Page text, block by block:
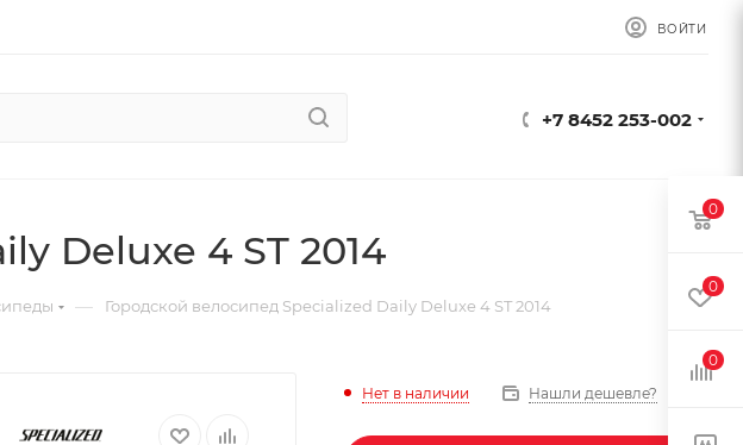
ВОЙТИ
+7 8452 253-002
Deluxe 4 ST 2014
— Городской велосипед Specialized Daily Deluxe 4 ST 2014
Нет в наличии Нашли дешевле?
0
0
0